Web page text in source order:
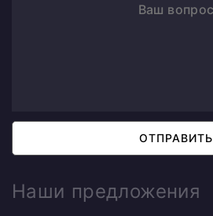
ОТПРАВИТЬ
Наши предложения